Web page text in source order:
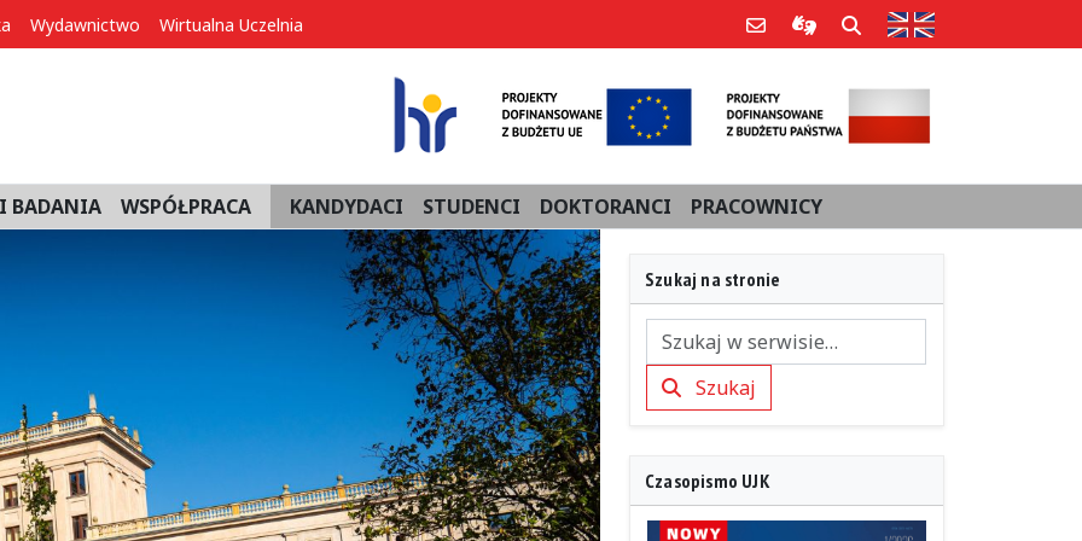
Wydawnictwo Wirtualna Uczelnia Poczta e-mailInformacje dla użytkowników
Szukaj Strona w języku
BADANIA WSPÓŁPRACA KANDYDACI STUDENCI DOKTORANCI PRACOWNICY
Szukaj na stronie
SzukajSzukaj
Czasopismo UJK